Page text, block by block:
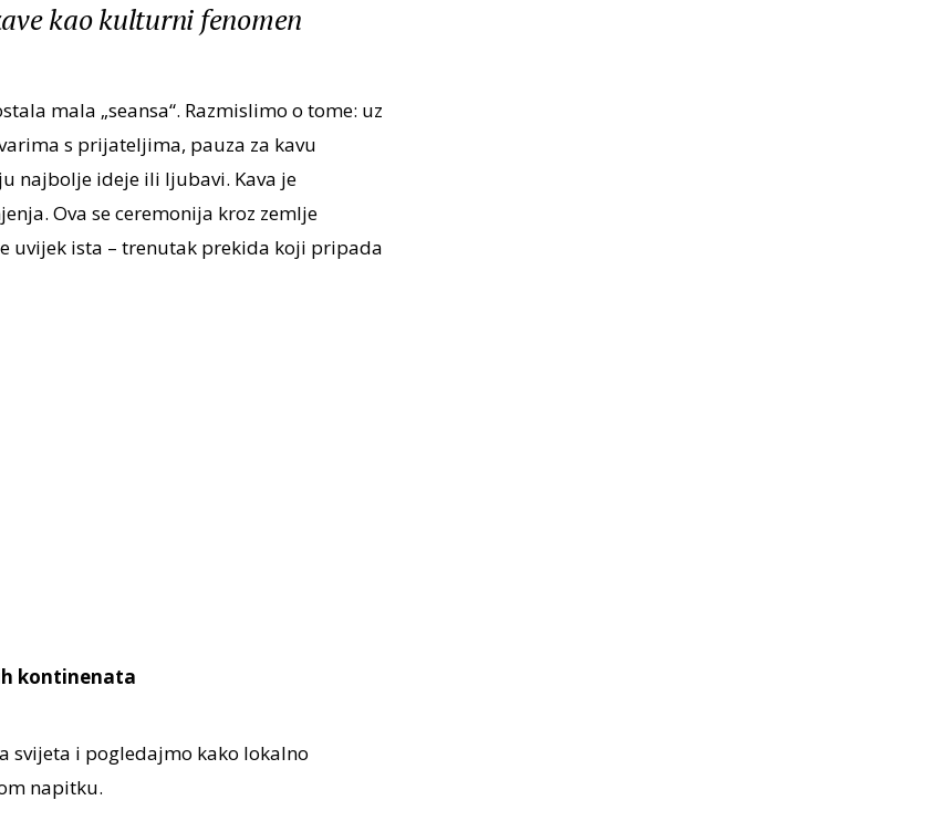
kao kulturni fenomen
mala „seansa“. Razmislimo o tome: uz
s prijateljima, pauza za kavu
najbolje ideje ili ljubavi. Kava je
Ova se ceremonija kroz zemlje
uvijek ista – trenutak prekida koji pripada
kontinenata
svijeta i pogledajmo kako lokalno
napitku.